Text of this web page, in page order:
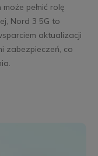
pełnić rolę
Nord 3 5G to
aktualizacji
zabezpieczeń, co